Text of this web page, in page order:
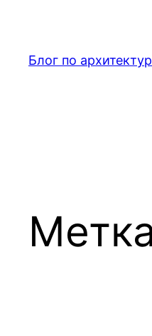
содержимому
Блог по